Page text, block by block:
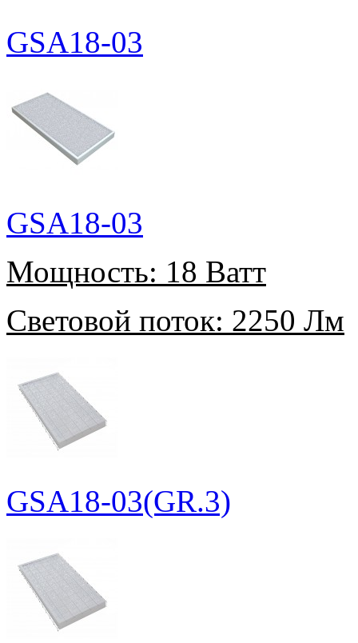
GSA18-03
GSA18-03
Мощность: 18 Ватт
Световой поток: 2250 Лм
GSA18-03(GR.3)